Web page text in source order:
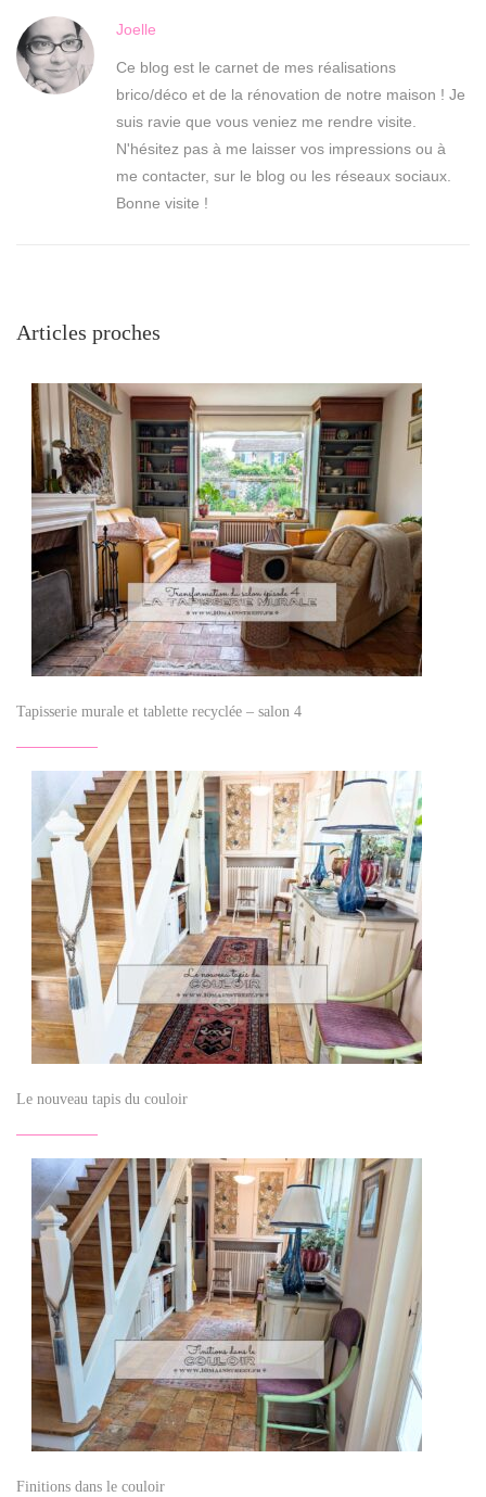
Joelle
Ce blog est le carnet de mes réalisations
brico/déco et de la rénovation de notre maison ! Je
suis ravie que vous veniez me rendre visite.
N'hésitez pas à me laisser vos impressions ou à
me contacter, sur le blog ou les réseaux sociaux.
Bonne visite !
Articles proches
Tapisserie murale et tablette recyclée – salon 4
Le nouveau tapis du couloir
Finitions dans le couloir